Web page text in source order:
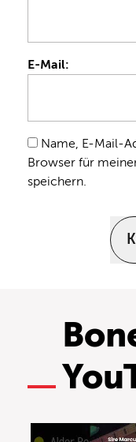
E-Mail:
Name, E-Mail-
Browser für
speichern.